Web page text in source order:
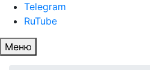
Telegram
RuTube
Меню